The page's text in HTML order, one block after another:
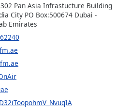
Pan Asia Infrastucture Building
City PO Box:500674 Dubai -
Emirates